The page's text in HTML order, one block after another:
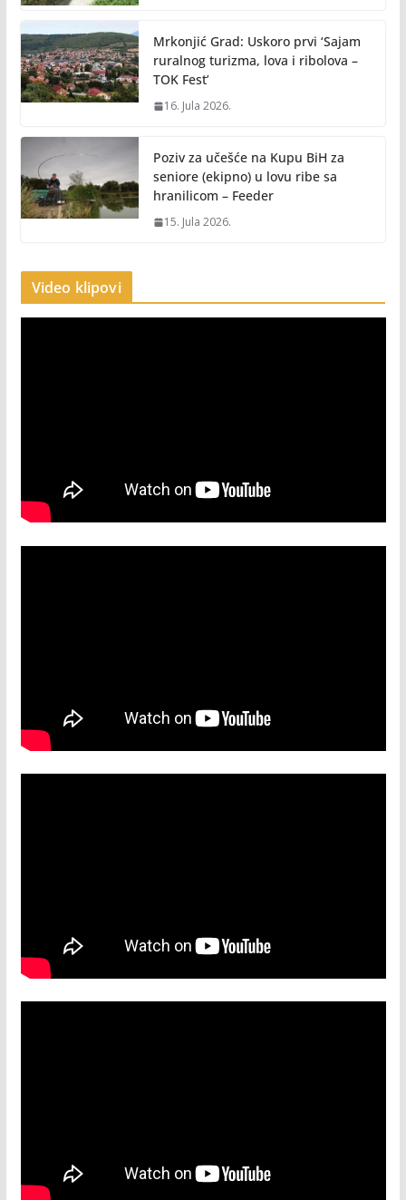
Mrkonjić Grad: Uskoro prvi ‘Sajam
ruralnog turizma, lova i ribolova –
TOK Fest’
16. Jula 2026.
Poziv za učešće na Kupu BiH za
seniore (ekipno) u lovu ribe sa
hranilicom – Feeder
15. Jula 2026.
Video klipovi